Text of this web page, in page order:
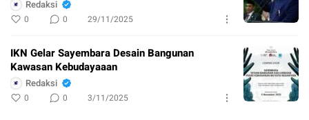
Redaksi
0 0 29/11/2025
IKN Gelar Sayembara Desain Bangunan
Kawasan Kebudayaaan
Redaksi
0 0 3/11/2025